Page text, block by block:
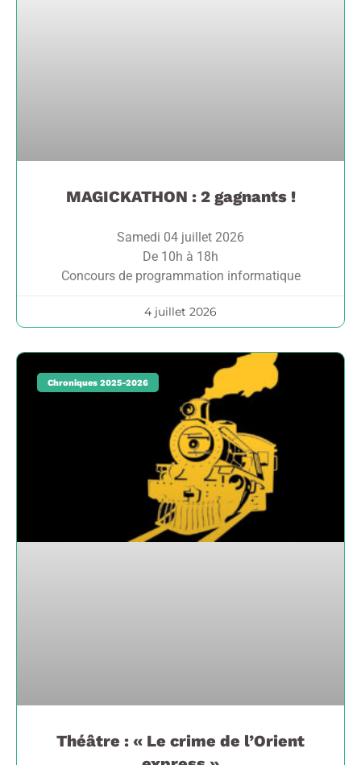
MAGICKATHON : 2 gagnants !
Samedi 04 juillet 2026
De 10h à 18h
Concours de programmation informatique
4 juillet 2026
Chroniques 2025-2026
Théâtre : « Le crime de l’Orient